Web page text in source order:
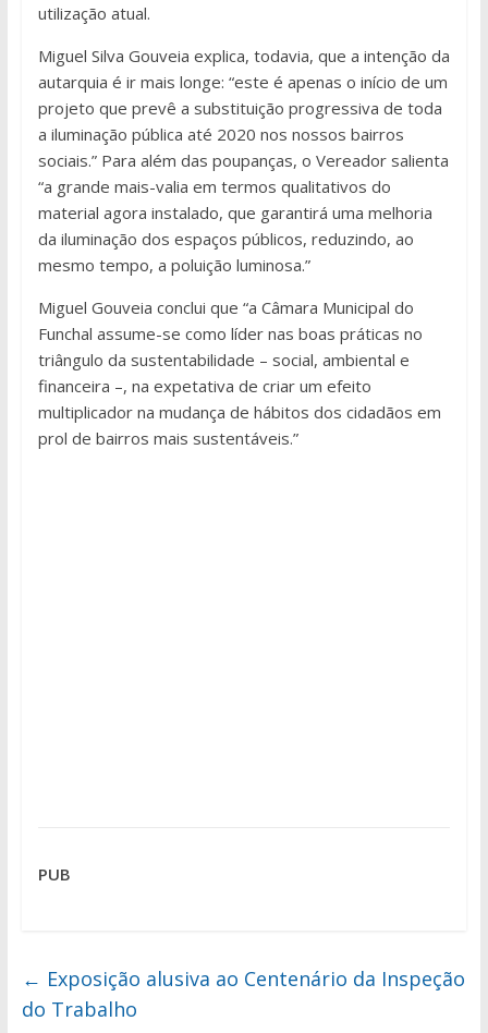
utilização atual.
Miguel Silva Gouveia explica, todavia, que a intenção da
autarquia é ir mais longe: “este é apenas o início de um
projeto que prevê a substituição progressiva de toda
a iluminação pública até 2020 nos nossos bairros
sociais.” Para além das poupanças, o Vereador salienta
“a grande mais-valia em termos qualitativos do
material agora instalado, que garantirá uma melhoria
da iluminação dos espaços públicos, reduzindo, ao
mesmo tempo, a poluição luminosa.”
Miguel Gouveia conclui que “a Câmara Municipal do
Funchal assume-se como líder nas boas práticas no
triângulo da sustentabilidade – social, ambiental e
financeira –, na expetativa de criar um efeito
multiplicador na mudança de hábitos dos cidadãos em
prol de bairros mais sustentáveis.”
PUB
← Exposição alusiva ao Centenário da Inspeção
do Trabalho